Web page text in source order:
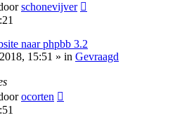
schonevijver
naar phpbb 3.2
15:51 » in Gevraagd
ocorten